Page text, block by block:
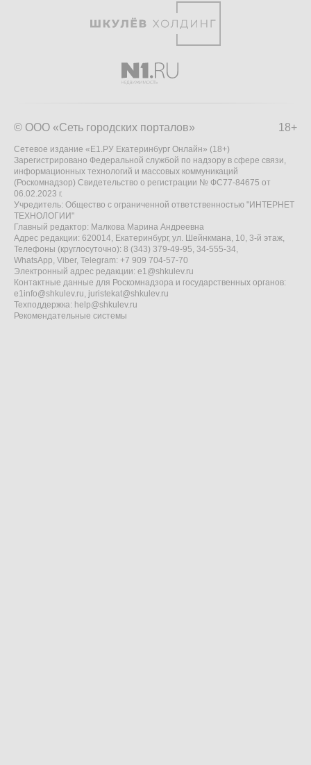
18+
© ООО «Сеть городских порталов»
Сетевое издание «Е1.РУ Екатеринбург Онлайн» (18+)
Зарегистрировано Федеральной службой по надзору в сфере связи,
информационных технологий и массовых коммуникаций
(Роскомнадзор) Свидетельство о регистрации № ФС77-84675 от
06.02.2023 г.
Учредитель: Общество с ограниченной ответственностью "ИНТЕРНЕТ
ТЕХНОЛОГИИ"
Главный редактор: Малкова Марина Андреевна
Адрес редакции: 620014, Екатеринбург, ул. Шейнкмана, 10, 3-й этаж,
Телефоны (круглосуточно): 8 (343) 379-49-95, 34-555-34,
WhatsApp, Viber, Telegram: +7 909 704-57-70
Электронный адрес редакции: e1@shkulev.ru
Контактные данные для Роскомнадзора и государственных органов:
e1info@shkulev.ru, juristekat@shkulev.ru
Техподдержка: help@shkulev.ru
Рекомендательные системы